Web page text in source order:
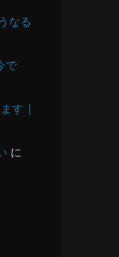
なる
で
す |
に